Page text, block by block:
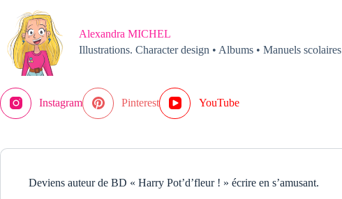
contenu
Alexandra MICHEL
Illustrations. Character design • Albums • Manuels scolaires
Instagram Pinterest YouTube
Deviens auteur de BD « Harry Pot’d’fleur ! » écrire en s’amusant.